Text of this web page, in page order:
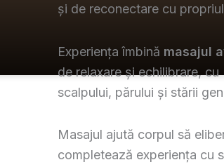
și de reconectare cu
Experiența îmbină masajul
de relaxare și echilibrare,
scalpului, părului și stării
Masajul ajută corpul să
completează experiența cu